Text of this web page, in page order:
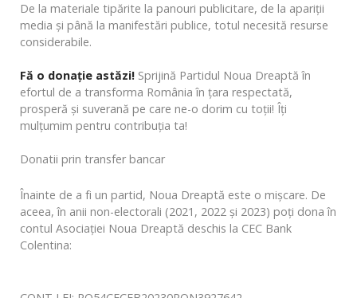
De la materiale tipărite la panouri publicitare, de la apariții
media și până la manifestări publice, totul necesită resurse
considerabile.
Fă o donație astăzi! Sprijină Partidul Noua Dreaptă în
efortul de a transforma România în țara respectată,
prosperă și suverană pe care ne-o dorim cu toții! Îți
mulțumim pentru contribuția ta!
Donatii prin transfer bancar
Înainte de a fi un partid, Noua Dreaptă este o mișcare. De
aceea, în anii non-electorali (2021, 2022 și 2023) poți dona în
contul Asociației Noua Dreaptă deschis la CEC Bank
Colentina: